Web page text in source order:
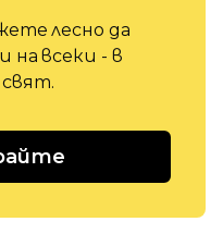
лесно да
на всеки - в